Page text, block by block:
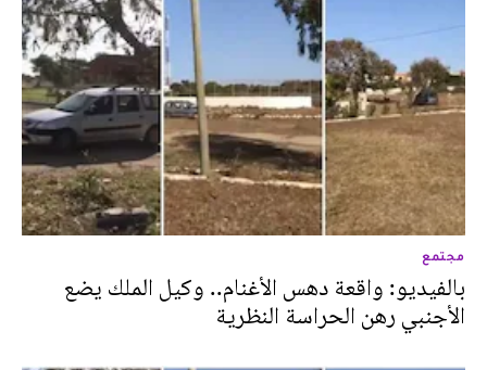
مجتمع
بالفيديو: واقعة دهس الأغنام.. وكيل الملك يضع
الأجنبي رهن الحراسة النظرية